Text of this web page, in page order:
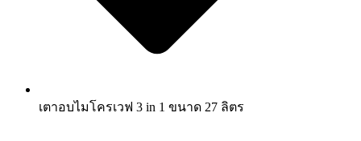
เตาอบไมโครเวฟ 3 in 1 ขนาด 27 ลิตร